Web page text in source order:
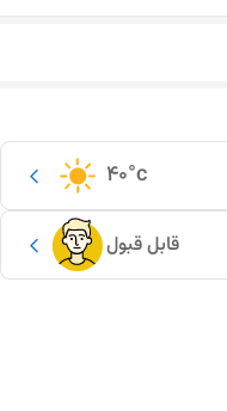
40°c
قابل قبول